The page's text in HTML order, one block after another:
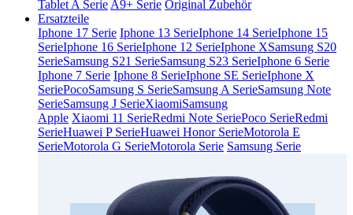
Tablet A Serie A9+ Serie Original Zubehör
Ersatzteile
Iphone 17 Serie Iphone 13 SerieIphone 14 SerieIphone 15
SerieIphone 16 SerieIphone 12 SerieIphone XSamsung S20
SerieSamsung S21 SerieSamsung S23 SerieIphone 6 Serie
Iphone 7 Serie Iphone 8 SerieIphone SE SerieIphone X
SeriePocoSamsung S SerieSamsung A SerieSamsung Note
SerieSamsung J SerieXiaomiSamsung
Apple Xiaomi 11 SerieRedmi Note SeriePoco SerieRedmi
SerieHuawei P SerieHuawei Honor SerieMotorola E
SerieMotorola G SerieMotorola Serie Samsung Serie